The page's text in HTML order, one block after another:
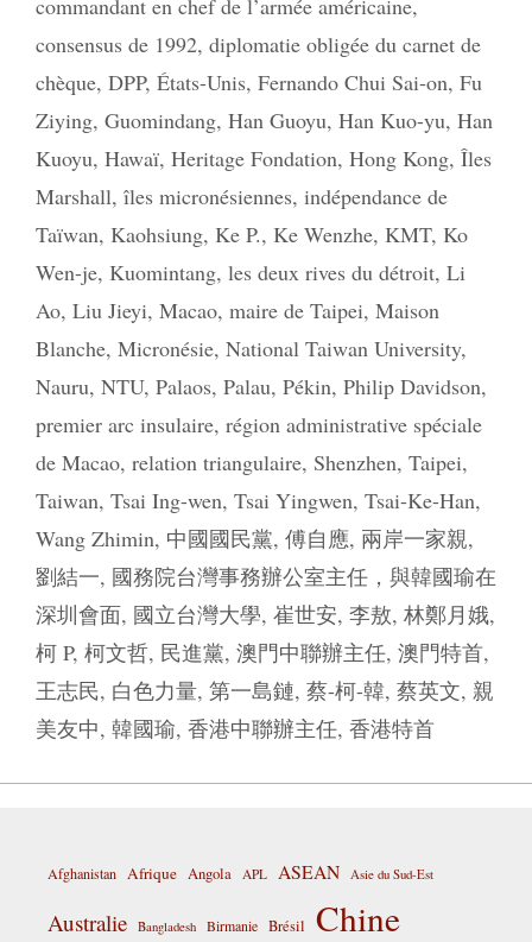
commandant en chef de l’armée américaine,
consensus de 1992, diplomatie obligée du carnet de
chèque, DPP, États-Unis, Fernando Chui Sai-on, Fu
Ziying, Guomindang, Han Guoyu, Han Kuo-yu, Han
Kuoyu, Hawaï, Heritage Fondation, Hong Kong, Îles
Marshall, îles micronésiennes, indépendance de
Taïwan, Kaohsiung, Ke P., Ke Wenzhe, KMT, Ko
Wen-je, Kuomintang, les deux rives du détroit, Li
Ao, Liu Jieyi, Macao, maire de Taipei, Maison
Blanche, Micronésie, National Taiwan University,
Nauru, NTU, Palaos, Palau, Pékin, Philip Davidson,
premier arc insulaire, région administrative spéciale
de Macao, relation triangulaire, Shenzhen, Taipei,
Taiwan, Tsai Ing-wen, Tsai Yingwen, Tsai-Ke-Han,
Wang Zhimin, 中國國民黨, 傅自應, 兩岸一家親,
劉結一, 國務院台灣事務辦公室主任，與韓國瑜在
深圳會面, 國立台灣大學, 崔世安, 李敖, 林鄭月娥,
柯 P, 柯文哲, 民進黨, 澳門中聯辦主任, 澳門特首,
王志民, 白色力量, 第一島鏈, 蔡-柯-韓, 蔡英文, 親
美友中, 韓國瑜, 香港中聯辦主任, 香港特首
Afghanistan Afrique Angola APL ASEAN Asie du Sud-Est
Australie Bangladesh Birmanie Brésil Chine